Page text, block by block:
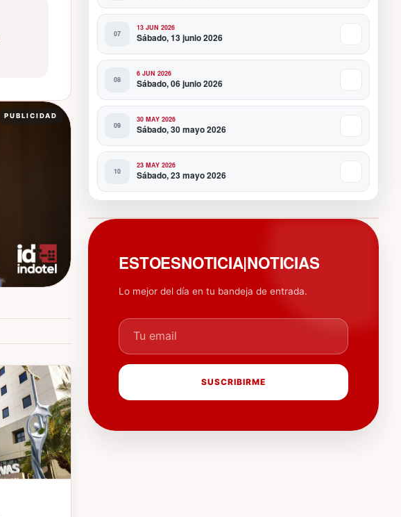
PUBLICIDAD
13 JUN 2026
Sábado, 13 junio 2026
6 JUN 2026
Sábado, 06 junio 2026
30 MAY 2026
Sábado, 30 mayo 2026
23 MAY 2026
Sábado, 23 mayo 2026
ESTOESNOTICIA|NOTICIAS
Lo mejor del día en tu bandeja de entrada.
Tu email
SUSCRIBIRME